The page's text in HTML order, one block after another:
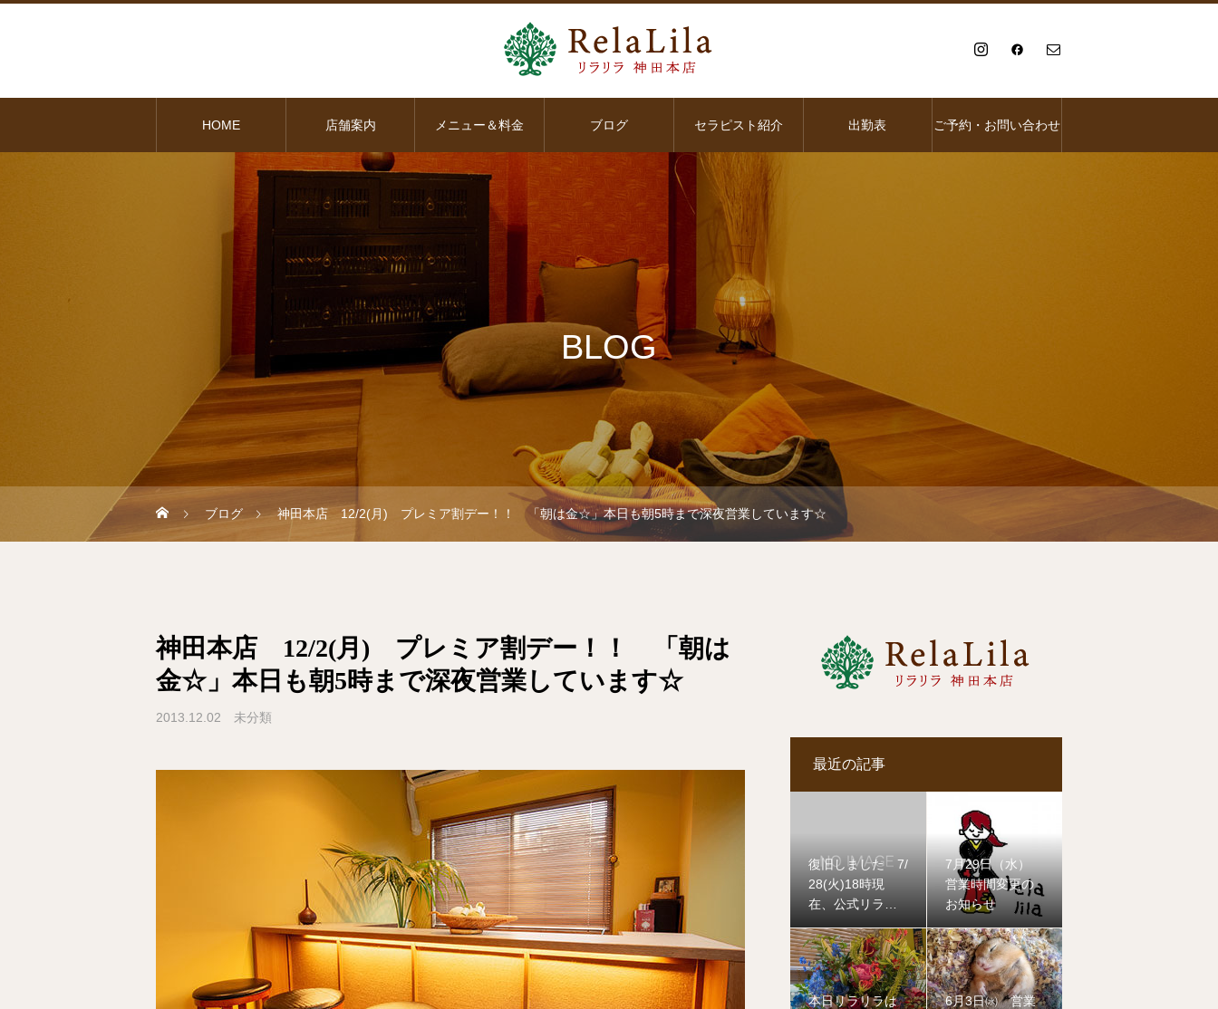
HOME 店舗案内 メニュー＆料金 ブログ セラピスト紹介 出勤表 ご予約・お問い合わせ
BLOG
ブログ 神田本店 12/2(月) プレミア割デー！！ 「朝は金☆」本日も朝5時まで深夜営業しています☆
神田本店 12/2(月) プレミア割デー！！ 「朝は
金☆」本日も朝5時まで深夜営業しています☆
2013.12.02 未分類
最近の記事
復旧しました 7/
28(火)18時現
在、公式リラリ
具合が発生して
おります
7月29日（水）
営業時間変更の
お知らせ
本日リラリラは
6月3日㈬ 営業